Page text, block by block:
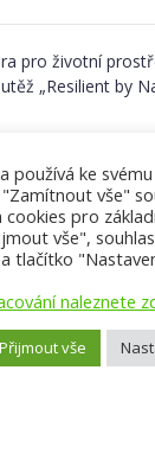
pro životní
„Resilient by
používá ke
vše"
cookies pro
vše",
tlačítko
naleznete
Přijmout vše